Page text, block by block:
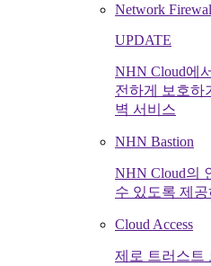
Network
UPDATE
NHN Cloud에
전하게 보호하
벽 서비스
NHN Bastion
NHN Cloud의
수 있도록 제
Cloud Access
제로 트러스트